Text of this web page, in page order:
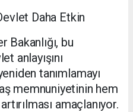
Daha Etkin
bu
anlayışını
tanımlamayı
memnuniyetinin hem
amaçlanıyor.